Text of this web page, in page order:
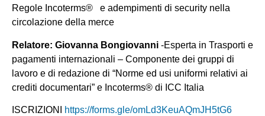
Regole Incoterms® e adempimenti di security nella
circolazione della merce
Relatore: Giovanna Bongiovanni -Esperta in Trasporti e
pagamenti internazionali – Componente dei gruppi di
lavoro e di redazione di “Norme ed usi uniformi relativi ai
crediti documentari” e Incoterms® di ICC Italia
ISCRIZIONI https://forms.gle/omLd3KeuAQmJH5tG6